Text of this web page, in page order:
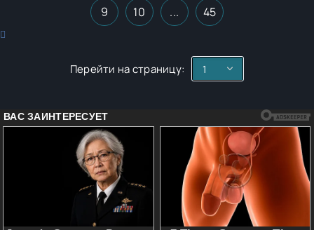
9 10 ... 45
Перейти на страницу: